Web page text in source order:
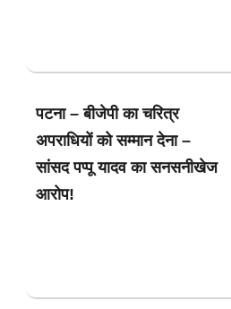
पटना – बीजेपी का चरित्र
अपराधियों को सम्मान देना –
सांसद पप्पू यादव का सनसनीखेज
आरोप!